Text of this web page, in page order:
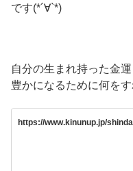
です(*´∀`*)
自分の生まれ持った金
豊かになるために何を
https://www.kinunup.jp/